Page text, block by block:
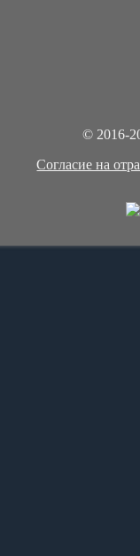
© 2016-
Cогласие на